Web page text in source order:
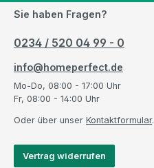
Sie haben Fragen?
0234 / 520 04 99 - 0
info@homeperfect.de
Mo-Do, 08:00 - 17:00 Uhr
Fr, 08:00 - 14:00 Uhr
Oder über unser Kontaktformular.
Vertrag widerrufen